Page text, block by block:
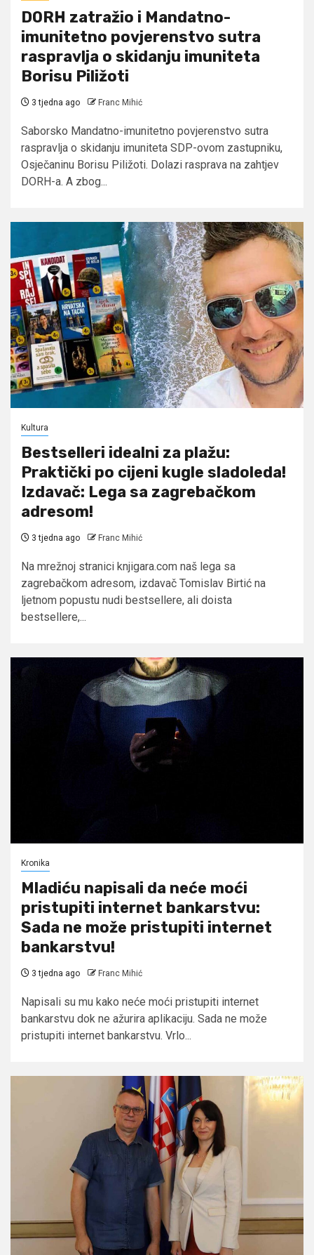
DORH zatražio i Mandatno-
imunitetno povjerenstvo sutra
raspravlja o skidanju imuniteta
Borisu Piližoti
3 tjedna ago Franc Mihić
Saborsko Mandatno-imunitetno povjerenstvo sutra
raspravlja o skidanju imuniteta SDP-ovom zastupniku,
Osječaninu Borisu Piližoti. Dolazi rasprava na zahtjev
DORH-a. A zbog...
Kultura
Bestselleri idealni za plažu:
Praktički po cijeni kugle sladoleda!
Izdavač: Lega sa zagrebačkom
adresom!
3 tjedna ago Franc Mihić
Na mrežnoj stranici knjigara.com naš lega sa
zagrebačkom adresom, izdavač Tomislav Birtić na
ljetnom popustu nudi bestsellere, ali doista
bestsellere,...
Kronika
Mladiću napisali da neće moći
pristupiti internet bankarstvu:
Sada ne može pristupiti internet
bankarstvu!
3 tjedna ago Franc Mihić
Napisali su mu kako neće moći pristupiti internet
bankarstvu dok ne ažurira aplikaciju. Sada ne može
pristupiti internet bankarstvu. Vrlo...